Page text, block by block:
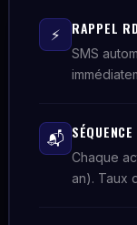
⚡ RAPPEL
SMS
📬
Chaque
an). Taux